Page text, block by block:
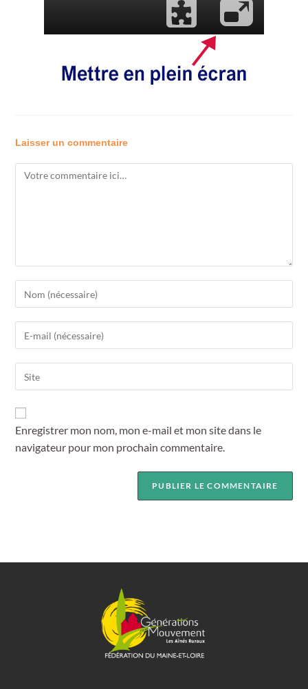
Laisser un commentaire
Enregistrer mon nom, mon e-mail et mon site dans le
navigateur pour mon prochain commentaire.